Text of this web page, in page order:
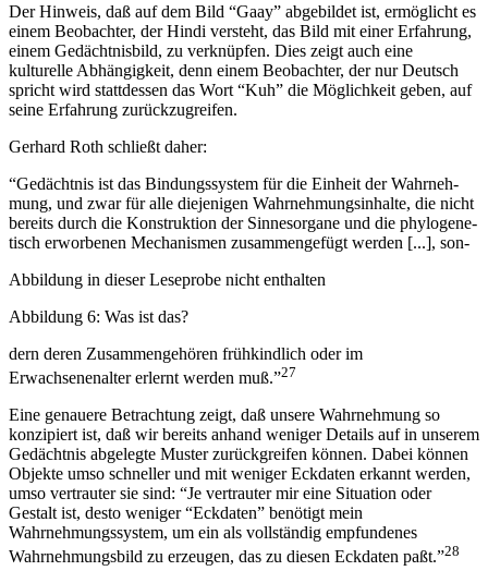
Der Hinweis, daß auf dem Bild “Gaay” abgebildet ist, ermöglicht es
einem Beobachter, der Hindi versteht, das Bild mit einer Erfahrung,
einem Gedächtnisbild, zu verknüpfen. Dies zeigt auch eine
kulturelle Abhängigkeit, denn einem Beobachter, der nur Deutsch
spricht wird stattdessen das Wort “Kuh” die Möglichkeit geben, auf
seine Erfahrung zurückzugreifen.
Gerhard Roth schließt daher:
“Gedächtnis ist das Bindungssystem für die Einheit der Wahrneh-
mung, und zwar für alle diejenigen Wahrnehmungsinhalte, die nicht
bereits durch die Konstruktion der Sinnesorgane und die phylogene-
tisch erworbenen Mechanismen zusammengefügt werden [...], son-
Abbildung in dieser Leseprobe nicht enthalten
Abbildung 6: Was ist das?
dern deren Zusammengehören frühkindlich oder im
Erwachsenenalter erlernt werden muß.”27
Eine genauere Betrachtung zeigt, daß unsere Wahrnehmung so
konzipiert ist, daß wir bereits anhand weniger Details auf in unserem
Gedächtnis abgelegte Muster zurückgreifen können. Dabei können
Objekte umso schneller und mit weniger Eckdaten erkannt werden,
umso vertrauter sie sind: “Je vertrauter mir eine Situation oder
Gestalt ist, desto weniger “Eckdaten” benötigt mein
Wahrnehmungssystem, um ein als vollständig empfundenes
Wahrnehmungsbild zu erzeugen, das zu diesen Eckdaten paßt.”28